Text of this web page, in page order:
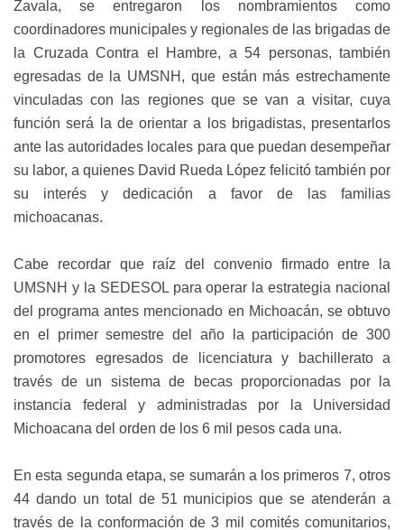
Zavala, se entregaron los nombramientos como
coordinadores municipales y regionales de las brigadas de
la Cruzada Contra el Hambre, a 54 personas, también
egresadas de la UMSNH, que están más estrechamente
vinculadas con las regiones que se van a visitar, cuya
función será la de orientar a los brigadistas, presentarlos
ante las autoridades locales para que puedan desempeñar
su labor, a quienes David Rueda López felicitó también por
su interés y dedicación a favor de las familias
michoacanas.
Cabe recordar que raíz del convenio firmado entre la
UMSNH y la SEDESOL para operar la estrategia nacional
del programa antes mencionado en Michoacán, se obtuvo
en el primer semestre del año la participación de 300
promotores egresados de licenciatura y bachillerato a
través de un sistema de becas proporcionadas por la
instancia federal y administradas por la Universidad
Michoacana del orden de los 6 mil pesos cada una.
En esta segunda etapa, se sumarán a los primeros 7, otros
44 dando un total de 51 municipios que se atenderán a
través de la conformación de 3 mil comités comunitarios,